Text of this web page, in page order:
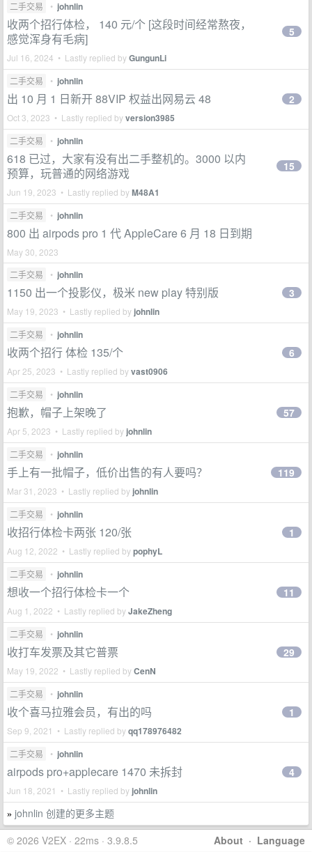
二手交易 • johnlin
收两个招行体检， 140 元/个 [这段时间经常熬夜，
感觉浑身有毛病]
Jul 16, 2024 • Lastly replied byGungunLi
5
二手交易 • johnlin
出 10 月 1 日新开 88VIP 权益出网易云 48
Oct 3, 2023 • Lastly replied byversion3985
2
二手交易 • johnlin
618 已过，大家有没有出二手整机的。3000 以内
预算，玩普通的网络游戏
Jun 19, 2023 • Lastly replied byM48A1
15
二手交易 • johnlin
800 出 airpods pro 1 代 AppleCare 6 月 18 日到期
May 30, 2023
二手交易
• johnlin
1150 出一个投影仪，极米 new play 特别版
May 19, 2023 • Lastly replied by johnlin
3
二手交易 • johnlin
收两个招行 体检 135/个
Apr 25, 2023 • Lastly replied byvast0906
6
二手交易 • johnlin
抱歉，帽子上架晚了
Apr 5, 2023 • Lastly replied by johnlin
57
二手交易 • johnlin
手上有一批帽子，低价出售的有人要吗？
Mar 31, 2023 • Lastly replied by johnlin
119
二手交易 • johnlin
收招行体检卡两张 120/张
Aug 12, 2022 • Lastly replied bypophyL
1
二手交易 • johnlin
想收一个招行体检卡一个
Aug 1, 2022 • Lastly replied byJakeZheng
11
二手交易 • johnlin
收打车发票及其它普票
May 19, 2022 • Lastly replied byCenN
29
二手交易 • johnlin
收个喜马拉雅会员，有出的吗
Sep 9, 2021 • Lastly replied byqq178976482
1
二手交易 • johnlin
airpods pro+applecare 1470 未拆封
Jun 18, 2021 • Lastly replied by johnlin
4
» johnlin 创建的更多主题
About · Language
© 2026 V2EX · 22ms · 3.9.8.5